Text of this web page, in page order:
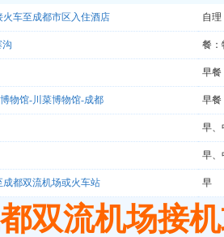
车至成都市区入住酒店 自理
沟 餐：
早餐
物馆-川菜博物馆-成都 早餐
早、
早、
都双流机场或火车站 早
双流机场接